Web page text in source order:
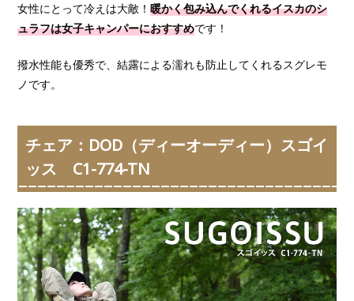
女性にとって冷えは大敵！暖かく包み込んでくれるイスカのシ
ュラフは女子キャンパーにおすすめです！
撥水性能も優秀で、結露による濡れも防止してくれるスグレモ
ノです。
チェア：DOD（ディーオーディー）スゴイ
ッス C1-774-TN